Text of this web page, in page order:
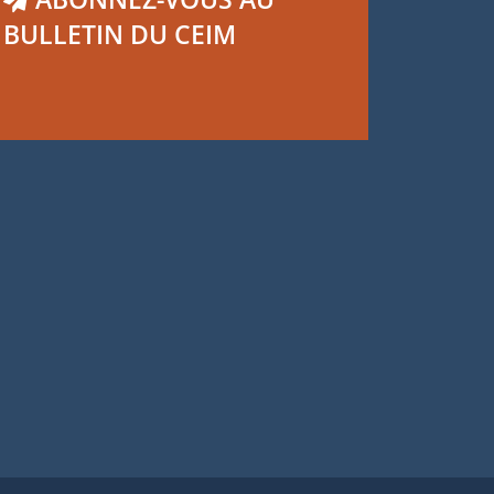
BULLETIN DU CEIM